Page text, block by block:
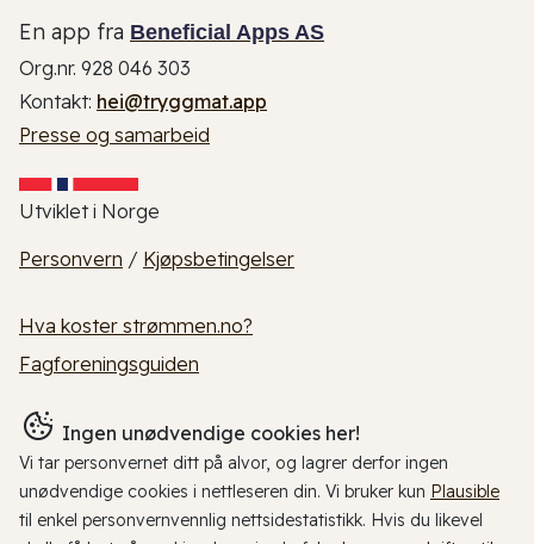
En app fra Beneficial Apps AS
Org.nr. 928 046 303
Kontakt: hei@tryggmat.app
Presse og samarbeid
Utviklet i Norge
Personvern / Kjøpsbetingelser
Hva koster strømmen.no?
Fagforeningsguiden
Ingen unødvendige cookies her!
Vi tar personvernet ditt på alvor, og lagrer derfor ingen
unødvendige cookies i nettleseren din. Vi bruker kun Plausible
til enkel personvernvennlig nettsidestatistikk. Hvis du likevel